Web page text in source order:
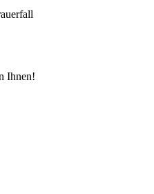
Ihnen!